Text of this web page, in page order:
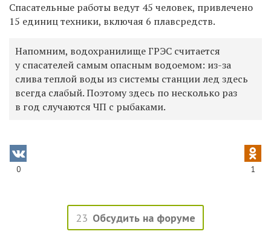
Спасательные работы ведут 45 человек, привлечено
15 единиц техники, включая 6 плавсредств.
Напомним, водохранилище ГРЭС считается
у спасателей самым опасным водоемом: из-за
слива теплой воды из системы станции лед здесь
всегда слабый. Поэтому здесь по несколько раз
в год случаются ЧП с рыбаками.
0 1
23 Обсудить на форуме